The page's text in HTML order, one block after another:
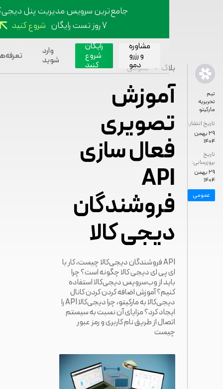
جامع‌ترین سرویس مدیریت پنل دیجی‌کالا
شروع کنید
دمو
رایگان
کنید شوید تعرفه‌ها
بلاگ عمومی
آموزش
تصویری
فعال سازی
API
فروشندگان
دیجی کالا
API فروشندگان دیجی‌کالا چیست، کار با
ای پی ای دیجی کالا چگونه است؟ چرا
باید از وب‌سرویس دیجی‌کالا استفاده
کنیم؟ آموزش اضافه کردن کردن کانال
دیجی‌کالا به مارکیتو، چرا دیجی‌کالا API را
ایجاد کرد؟ مزایای آن نسبت به سیستم
اتصال از طریق نام کاربری و رمز عبور